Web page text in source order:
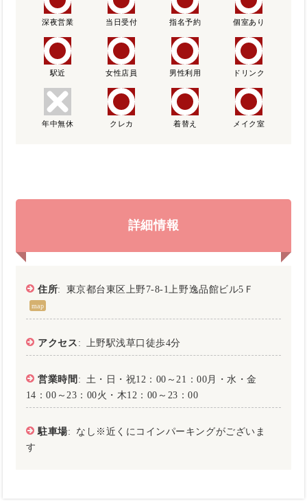
深夜営業 当日受付 指名予約 個室あり
駅近 女性店員 男性利用 ドリンク
年中無休 クレカ 着替え メイク室
詳細情報
住所: 東京都台東区上野7-8-1上野逸品館ビル5Ｆ
map
アクセス : 上野駅浅草口徒歩4分
営業時間 : 土・日・祝12：00～21：00月・水・金
14：00～23：00火・木12：00～23：00
駐車場: なし※近くにコインパーキングがございま
す